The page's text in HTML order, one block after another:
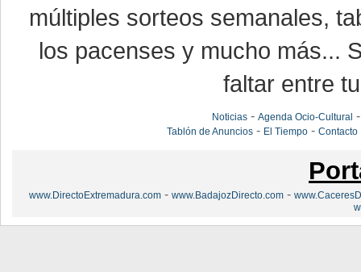
múltiples sorteos semanales,
los pacenses y mucho más...
faltar entre
Noticias -Agenda Ocio-Cultural
Tablón de Anuncios - El Tiempo -Contacto
www.DirectoExtremadura.com - www.BadajozDirecto.com -